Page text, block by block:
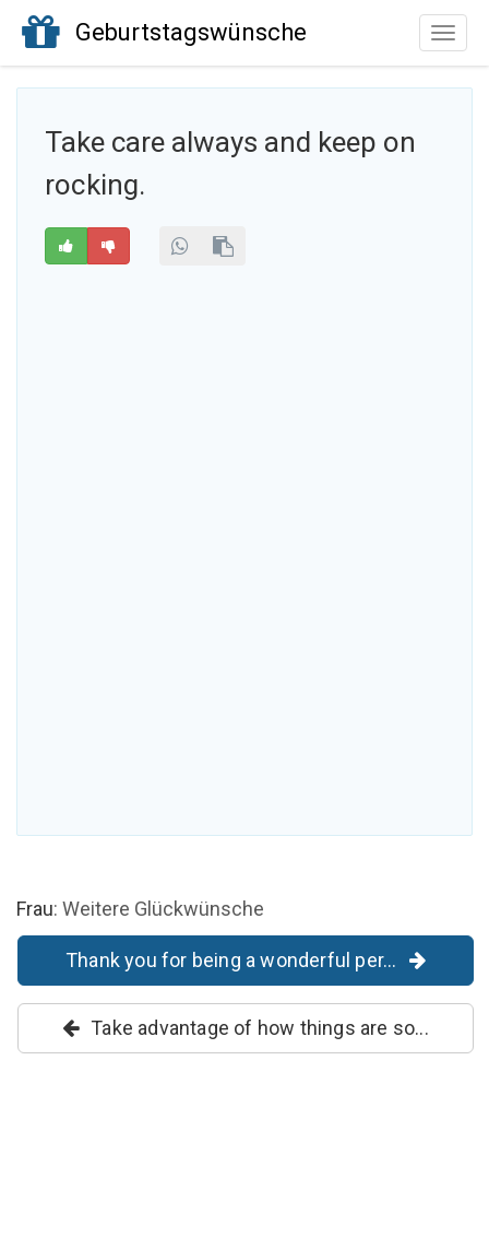
Toggle
Geburtstagswünsche
Take care always and keep on
rocking.
Frau: Weitere Glückwünsche
Thank you for being a wonderful per...
Take advantage of how things are so...